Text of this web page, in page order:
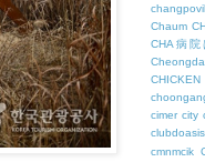
changpovil
Chaum
CHA病院
CHICKEN
cimer city
clubdoasis
cmnmcik